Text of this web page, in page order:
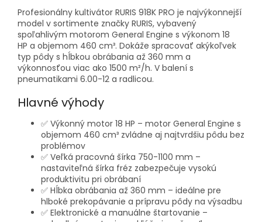
Profesionálny kultivátor RURIS 918K PRO je najvýkonnejší
model v sortimente značky RURIS, vybavený
spoľahlivým motorom General Engine s výkonom 18
HP a objemom 460 cm³. Dokáže spracovať akýkoľvek
typ pôdy s hĺbkou obrábania až 360 mm a
výkonnosťou viac ako 1500 m²/h. V balení s
pneumatikami 6.00-12 a radlicou.
Hlavné výhody
✅ Výkonný motor 18 HP – motor General Engine s
objemom 460 cm³ zvládne aj najtvrdšiu pôdu bez
problémov
✅ Veľká pracovná šírka 750-1100 mm –
nastaviteľná šírka fréz zabezpečuje vysokú
produktivitu pri obrábaní
✅ Hĺbka obrábania až 360 mm – ideálne pre
hlboké prekopávanie a prípravu pôdy na výsadbu
✅ Elektronické a manuálne štartovanie –